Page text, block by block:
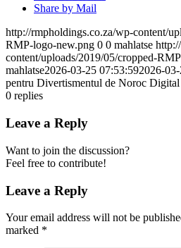
Share by Mail
http://rmpholdings.co.za/wp-content/
RMP-logo-new.png 0 0 mahlatse
content/uploads/2019/05/cropped-
mahlatse2026-03-25 07:53:592026-
pentru Divertismentul de Noroc Digital
0 replies
Leave a Reply
Want to join the discussion?
Feel free to contribute!
Leave a Reply
Your email address will not be
marked *